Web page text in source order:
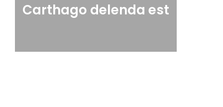
Carthago delenda est